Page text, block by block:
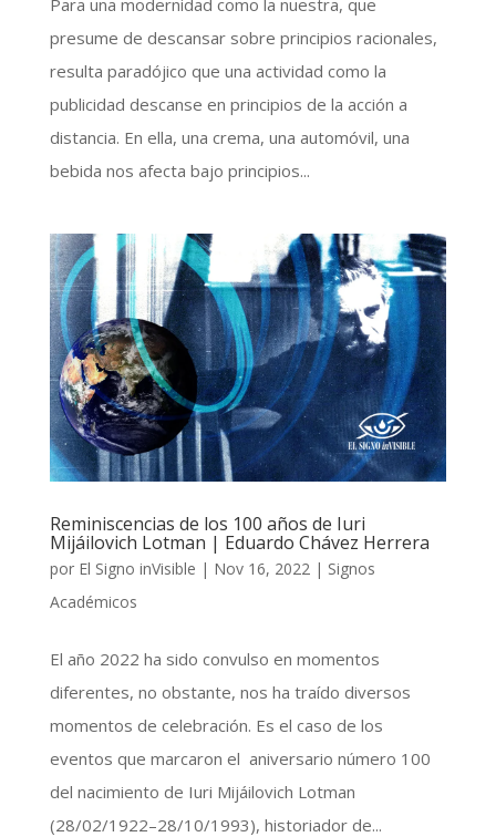
presume de descansar sobre principios racionales,
resulta paradójico que una actividad como la
publicidad descanse en principios de la acción a
distancia. En ella, una crema, una automóvil, una
bebida nos afecta bajo principios...
Reminiscencias de los 100 años de Iuri
Mijáilovich Lotman | Eduardo Chávez Herrera
por El Signo inVisible | Nov 16, 2022| Signos
Académicos
El año 2022 ha sido convulso en momentos
diferentes, no obstante, nos ha traído diversos
momentos de celebración. Es el caso de los
eventos que marcaron el aniversario número 100
del nacimiento de Iuri Mijáilovich Lotman
(28/02/1922–28/10/1993), historiador de...